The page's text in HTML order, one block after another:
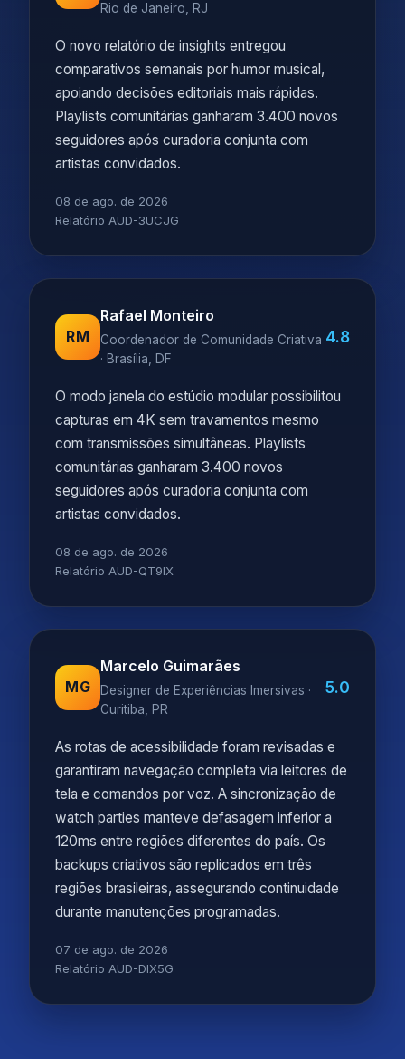
Rio de Janeiro, RJ
O novo relatório de insights entregou
comparativos semanais por humor musical,
apoiando decisões editoriais mais rápidas.
Playlists comunitárias ganharam 3.400 novos
seguidores após curadoria conjunta com
artistas convidados.
08 de ago. de 2026
Relatório AUD-3UCJG
RM
Rafael Monteiro
Coordenador de Comunidade Criativa
· Brasília, DF
4.8
O modo janela do estúdio modular possibilitou
capturas em 4K sem travamentos mesmo
com transmissões simultâneas. Playlists
comunitárias ganharam 3.400 novos
seguidores após curadoria conjunta com
artistas convidados.
08 de ago. de 2026
Relatório AUD-QT9IX
MG
Marcelo Guimarães
Designer de Experiências Imersivas ·
Curitiba, PR
5.0
As rotas de acessibilidade foram revisadas e
garantiram navegação completa via leitores de
tela e comandos por voz. A sincronização de
watch parties manteve defasagem inferior a
120ms entre regiões diferentes do país. Os
backups criativos são replicados em três
regiões brasileiras, assegurando continuidade
durante manutenções programadas.
07 de ago. de 2026
Relatório AUD-DIX5G